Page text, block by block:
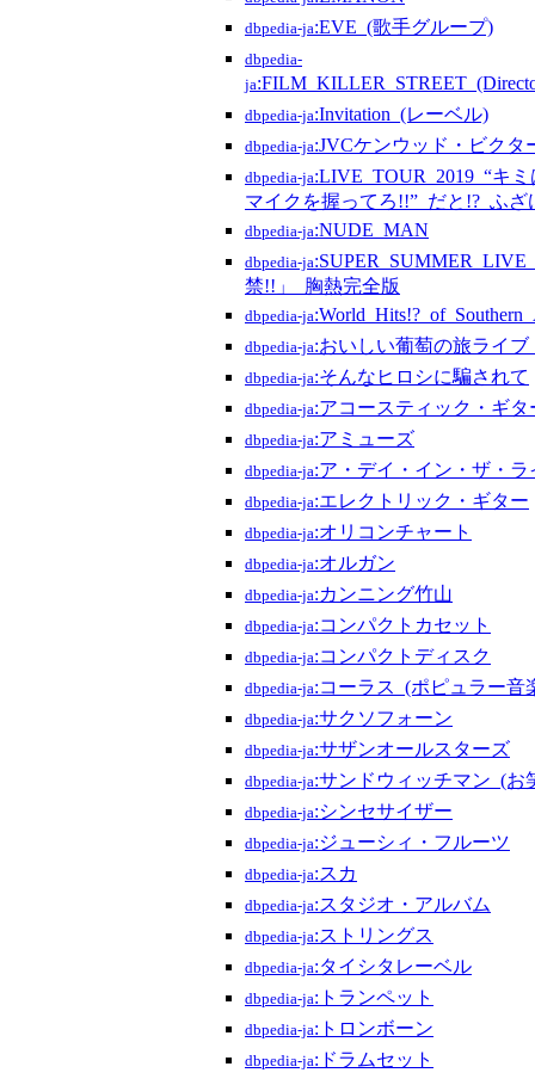
dbpedia-ja:EVE_(歌手グループ)
dbpedia-
ja
dbpedia-ja:Invitation_(レーベル)
dbpedia-ja:JVCケンウッド・ビクタ
dbpedia-ja:LIVE_TOUR_2019_“キ
マイクを握ってろ!!”_だと!?_ふざ
dbpedia-ja:NUDE_MAN
dbpedia-ja
禁!!」_胸熱完全版
dbpedia-ja
dbpedia-ja:おいしい葡萄の旅ライブ
dbpedia-ja:そんなヒロシに騙されて
dbpedia-ja:アコースティック・ギタ
dbpedia-ja:アミューズ
dbpedia-ja:ア・デイ・イン・ザ・
dbpedia-ja:エレクトリック・ギター
dbpedia-ja:オリコンチャート
dbpedia-ja:オルガン
dbpedia-ja:カンニング竹山
dbpedia-ja:コンパクトカセット
dbpedia-ja:コンパクトディスク
dbpedia-ja:コーラス_(ポピュラー音
dbpedia-ja:サクソフォーン
dbpedia-ja:サザンオールスターズ
dbpedia-ja:サンドウィッチマン_(お
dbpedia-ja:シンセサイザー
dbpedia-ja:ジューシィ・フルーツ
dbpedia-ja:スカ
dbpedia-ja:スタジオ・アルバム
dbpedia-ja:ストリングス
dbpedia-ja:タイシタレーベル
dbpedia-ja:トランペット
dbpedia-ja:トロンボーン
dbpedia-ja:ドラムセット